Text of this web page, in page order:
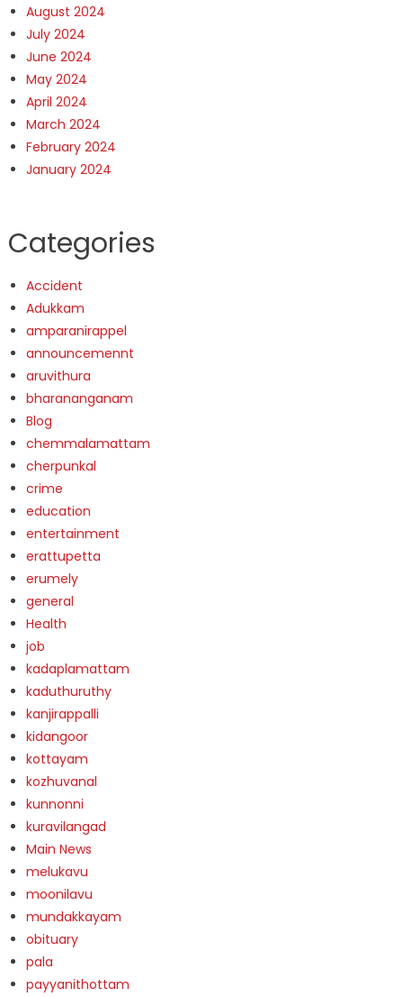
August 2024
July 2024
June 2024
May 2024
April 2024
March 2024
February 2024
January 2024
Categories
Accident
Adukkam
amparanirappel
announcemennt
aruvithura
bharananganam
Blog
chemmalamattam
cherpunkal
crime
education
entertainment
erattupetta
erumely
general
Health
job
kadaplamattam
kaduthuruthy
kanjirappalli
kidangoor
kottayam
kozhuvanal
kunnonni
kuravilangad
Main News
melukavu
moonilavu
mundakkayam
obituary
pala
payyanithottam